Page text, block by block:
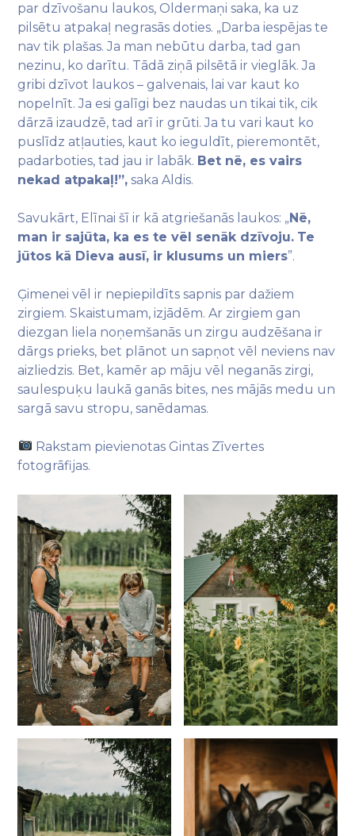
par dzīvošanu laukos, Oldermaņi saka, ka uz
pilsētu atpakaļ negrasās doties. „Darba iespējas te
nav tik plašas. Ja man nebūtu darba, tad gan
nezinu, ko darītu. Tādā ziņā pilsētā ir vieglāk. Ja
gribi dzīvot laukos – galvenais, lai var kaut ko
nopelnīt. Ja esi galīgi bez naudas un tikai tik, cik
dārzā izaudzē, tad arī ir grūti. Ja tu vari kaut ko
puslīdz atļauties, kaut ko ieguldīt, pieremontēt,
padarboties, tad jau ir labāk. Bet nē, es vairs
nekad atpakaļ!”, saka Aldis.
Savukārt, Elīnai šī ir kā atgriešanās laukos: „Nē,
man ir sajūta, ka es te vēl senāk dzīvoju. Te
jūtos kā Dieva ausī, ir klusums un miers”.
Ģimenei vēl ir nepiepildīts sapnis par dažiem
zirgiem. Skaistumam, izjādēm. Ar zirgiem gan
diezgan liela noņemšanās un zirgu audzēšana ir
dārgs prieks, bet plānot un sapņot vēl neviens nav
aizliedzis. Bet, kamēr ap māju vēl neganās zirgi,
saulespuķu laukā ganās bites, nes mājās medu un
sargā savu stropu, sanēdamas.
Rakstam pievienotas Gintas Zīvertes
fotogrāfijas.